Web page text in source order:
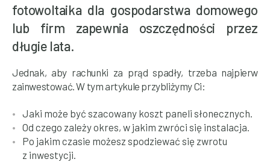
fotowoltaika dla gospodarstwa domowego
lub firm zapewnia oszczędności przez
długie lata.
Jednak, aby rachunki za prąd spadły, trzeba najpierw
zainwestować. W tym artykule przybliżymy Ci:
Jaki może być szacowany koszt paneli słonecznych.
Od czego zależy okres, w jakim zwróci się instalacja.
Po jakim czasie możesz spodziewać się zwrotu
z inwestycji.